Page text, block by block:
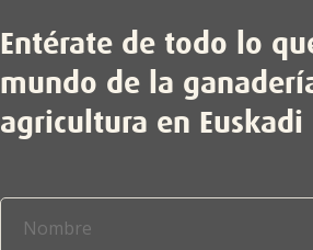
Entérate de todo lo
mundo de la
agricultura en Euskadi